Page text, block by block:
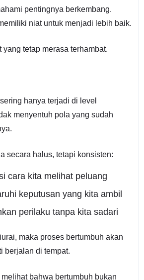
pentingnya berkembang.
niat untuk menjadi lebih baik.
yang tetap merasa terhambat.
hanya terjadi di level
menyentuh pola yang sudah
secara halus, tetapi konsisten:
cara kita melihat peluang
keputusan yang kita ambil
perilaku tanpa kita sadari
maka proses bertumbuh akan
berjalan di tempat.
bahwa bertumbuh bukan